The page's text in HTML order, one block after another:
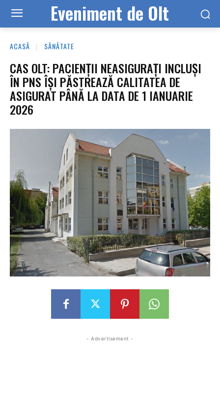
Eveniment de Olt
ACASĂ SĂNĂTATE
CAS OLT: PACIENȚII NEASIGURAȚI INCLUȘI
ÎN PNS ÎȘI PĂSTREAZĂ CALITATEA DE
ASIGURAT PÂNĂ LA DATA DE 1 IANUARIE
2026
- Advertisement -